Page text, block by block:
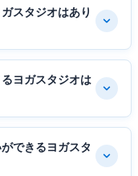
スタジオはあり
ヨガスタジオは
できるヨガスタ